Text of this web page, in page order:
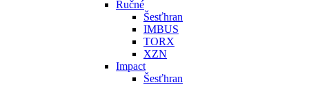
Ručné
Šesťhran
IMBUS
TORX
XZN
Impact
Šesťhran